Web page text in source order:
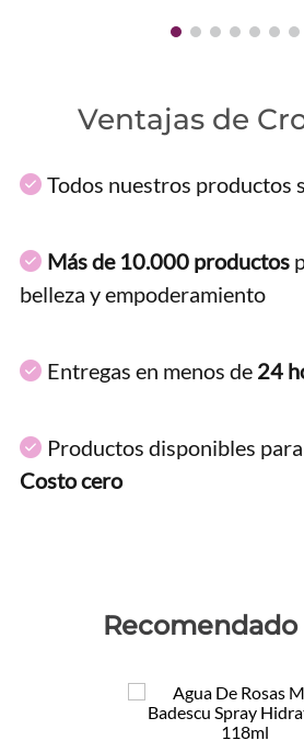
Ventajas de
Todos nuestros productos
Más de 10.000 productos
belleza y empoderamiento
Entregas en menos de 24
Productos disponibles
Costo cero
Recomendado